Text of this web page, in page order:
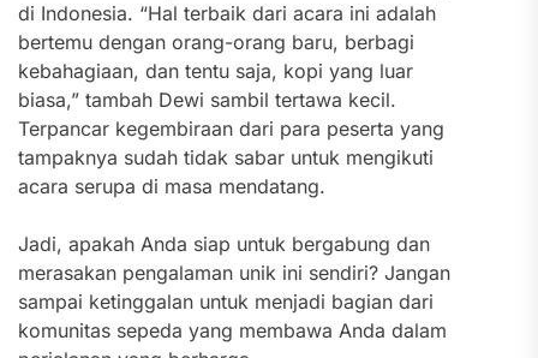
di Indonesia. “Hal terbaik dari acara ini adalah
bertemu dengan orang-orang baru, berbagi
kebahagiaan, dan tentu saja, kopi yang luar
biasa,” tambah Dewi sambil tertawa kecil.
Terpancar kegembiraan dari para peserta yang
tampaknya sudah tidak sabar untuk mengikuti
acara serupa di masa mendatang.
Jadi, apakah Anda siap untuk bergabung dan
merasakan pengalaman unik ini sendiri? Jangan
sampai ketinggalan untuk menjadi bagian dari
komunitas sepeda yang membawa Anda dalam